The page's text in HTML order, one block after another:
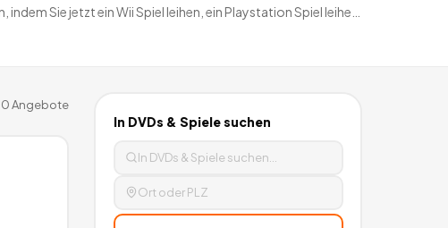
Sie jetzt ein Wii Spiel leihen, ein Playstation Spiel leihen
0Angebote
In DVDs & Spielesuchen